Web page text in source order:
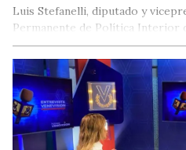
Luis Stefanelli, diputado y
Permanente de Política Interior
Nacional, informó este martes…